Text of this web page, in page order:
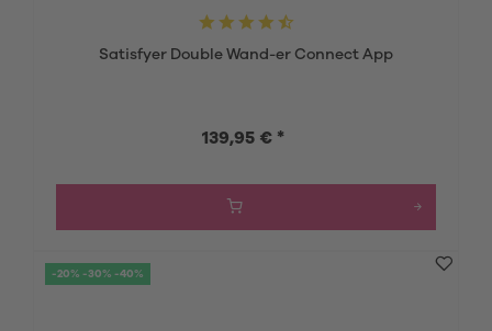
Satisfyer Double Wand-er Connect App
139,95 € *
-20% -30% -40%